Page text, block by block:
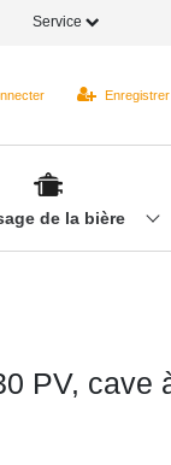
Service
Enregistrer
de la bière
PV, cave